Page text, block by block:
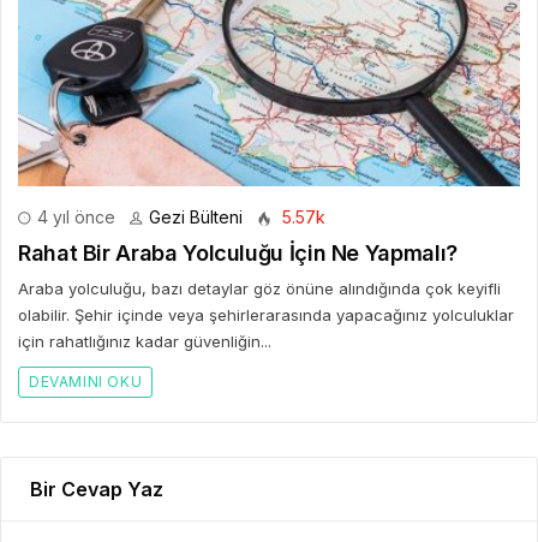
4 yıl önce Gezi Bülteni 5.57k
Rahat Bir Araba Yolculuğu İçin Ne Yapmalı?
Araba yolculuğu, bazı detaylar göz önüne alındığında çok keyifli
olabilir. Şehir içinde veya şehirlerarasında yapacağınız yolculuklar
için rahatlığınız kadar güvenliğin...
DEVAMINI OKU
Bir Cevap Yaz